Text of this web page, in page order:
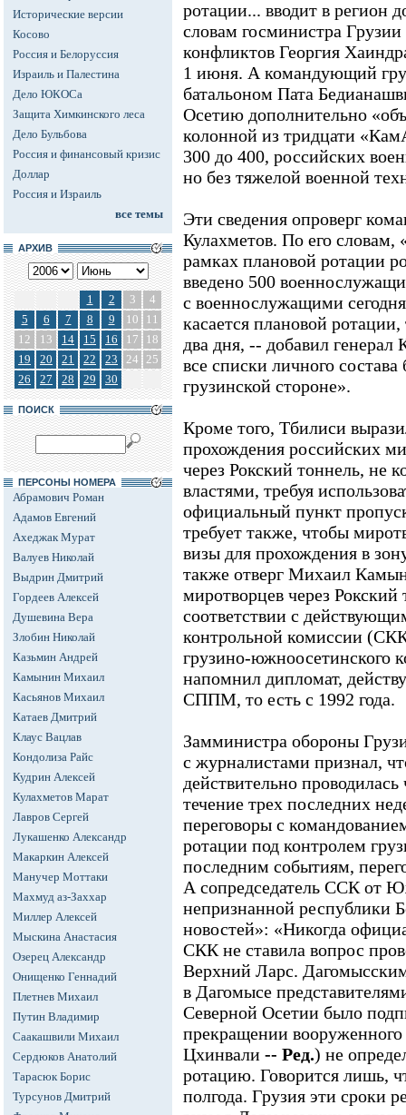
Исторические версии
Косово
Россия и Белоруссия
Израиль и Палестина
Дело ЮКОСа
Защита Химкинского леса
Дело Бульбова
Россия и финансовый кризис
Доллар
Россия и Израиль
все темы
АРХИВ
1 2 3
4
5
6 7 8 9 10
11
12
13 14 15 16 17
18
19
20 21 22 23 24 25
26
27 28 29 30
ПОИСК
ПЕРСОНЫ НОМЕРА
Абрамович Роман
Адамов Евгений
Ахеджак Мурат
Валуев Николай
Выдрин Дмитрий
Гордеев Алексей
Душевина Вера
Злобин Николай
Казьмин Андрей
Камынин Михаил
Касьянов Михаил
Катаев Дмитрий
Клаус Вацлав
Кондолиза Райс
Кудрин Алексей
Кулахметов Марат
Лавров Сергей
Лукашенко Александр
Макаркин Алексей
Манучер Моттаки
Махмуд аз-Заххар
Миллер Алексей
Мыскина Анастасия
Озерец Александр
Онищенко Геннадий
Плетнев Михаил
Путин Владимир
Саакашвили Михаил
Сердюков Анатолий
Тарасюк Борис
Турсунов Дмитрий
ротации... вводит в регион
словам госминистра
конфликтов Георгия
1 июня. А командующий
батальоном Пата
Осетию дополнительно
колонной из тридцати
300 до 400, российских
но без тяжелой военной
Эти сведения опроверг
Кулахметов. По его словам,
рамках плановой ротации
введено 500
с военнослужащими
касается плановой
два дня, -- добавил генерал
все списки личного
грузинской стороне».
Кроме того, Тбилиси
прохождения российских
через Рокский тоннель, не
властями, требуя
официальный пункт
требует также, чтобы
визы для прохождения в
также отверг Михаил
миротворцев через Рокский
соответствии с
контрольной комиссии
грузино-южноосетинского
напомнил дипломат,
СППМ, то есть с 1992 года.
Замминистра обороны
с журналистами признал,
действительно
течение трех последних
переговоры с
ротации под контролем
последним событиям,
А сопредседатель ССК от
непризнанной республики
новостей»: «Никогда
СКК не ставила вопрос
Верхний Ларс.
в Дагомысе
Северной Осетии было
прекращении
Цхинвали -- Ред.) не
ротацию. Говорится лишь,
полгода. Грузия эти сроки